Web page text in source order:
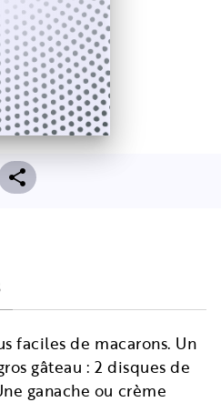
faciles de macarons. Un
gâteau : 2 disques de
ganache ou crème